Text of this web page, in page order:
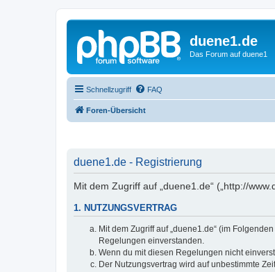
duene1.de
Das Forum auf duene1
Schnellzugriff FAQ
Foren-Übersicht
duene1.de - Registrierung
Mit dem Zugriff auf „duene1.de“ („http://
1. NUTZUNGSVERTRAG
Mit dem Zugriff auf „duene1.de“ (im
Regelungen einverstanden.
Wenn du mit diesen Regelungen nicht
Der Nutzungsvertrag wird auf unbestimmte